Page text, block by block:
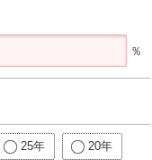
％
25年 20年